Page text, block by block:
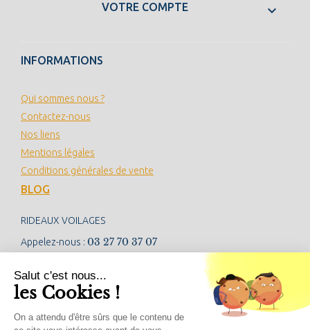
VOTRE COMPTE 
INFORMATIONS
Qui sommes nous ?
Contactez-nous
Nos liens
Mentions légales
Conditions générales de vente
BLOG
RIDEAUX VOILAGES
Appelez-nous : 03 27 70 37 07
NEWSLETTER
Salut c'est nous...
les Cookies !
On a attendu d'être sûrs que le contenu de